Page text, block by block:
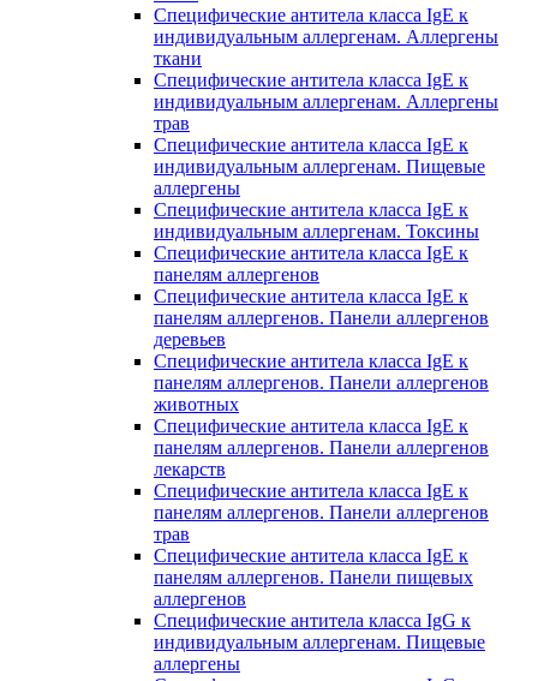
Специфические антитела класса IgE к
индивидуальным аллергенам. Аллергены
ткани
Специфические антитела класса IgE к
индивидуальным аллергенам. Аллергены
трав
Специфические антитела класса IgE к
индивидуальным аллергенам. Пищевые
аллергены
Специфические антитела класса IgE к
индивидуальным аллергенам. Токсины
Специфические антитела класса IgE к
панелям аллергенов
Специфические антитела класса IgE к
панелям аллергенов. Панели аллергенов
деревьев
Специфические антитела класса IgE к
панелям аллергенов. Панели аллергенов
животных
Специфические антитела класса IgE к
панелям аллергенов. Панели аллергенов
лекарств
Специфические антитела класса IgE к
панелям аллергенов. Панели аллергенов
трав
Специфические антитела класса IgE к
панелям аллергенов. Панели пищевых
аллергенов
Специфические антитела класса IgG к
индивидуальным аллергенам. Пищевые
аллергены